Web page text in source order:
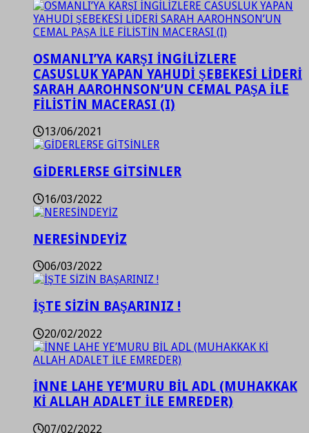
OSMANLI’YA KARŞI İNGİLİZLERE
CASUSLUK YAPAN YAHUDİ ŞEBEKESİ LİDERİ
SARAH AAROHNSON’UN CEMAL PAŞA İLE
FİLİSTİN MACERASI (I)
13/06/2021
GİDERLERSE GİTSİNLER
16/03/2022
NERESİNDEYİZ
06/03/2022
İŞTE SİZİN BAŞARINIZ !
20/02/2022
İNNE LAHE YE’MURU BİL ADL (MUHAKKAK
Kİ ALLAH ADALET İLE EMREDER)
07/02/2022